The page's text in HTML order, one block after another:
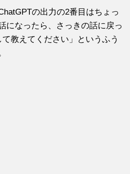
の出力の2番目はちょっ
になったら、さっきの話に戻っ
教えてください」というふう